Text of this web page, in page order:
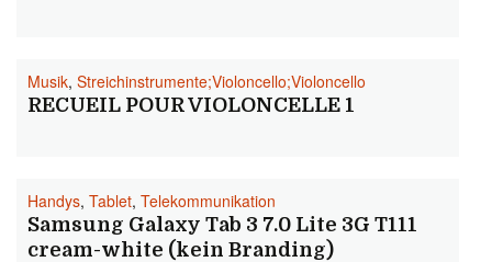
Musik, Streichinstrumente;Violoncello;Violoncello
RECUEIL POUR VIOLONCELLE 1
Handys, Tablet, Telekommunikation
Samsung Galaxy Tab 3 7.0 Lite 3G T111
cream-white (kein Branding)